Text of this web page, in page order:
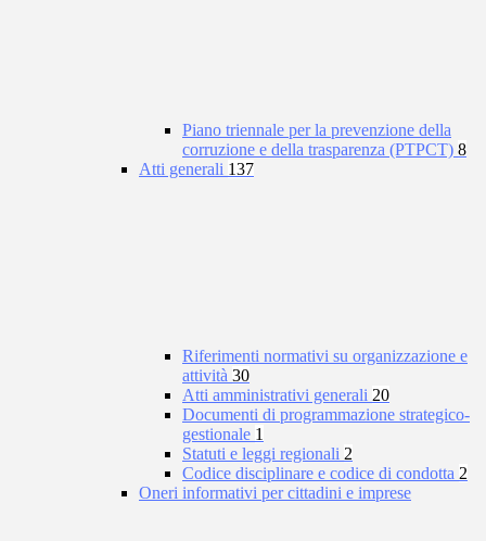
Piano triennale per la prevenzione della
corruzione e della trasparenza (PTPCT) 8
Atti generali 137
Riferimenti normativi su organizzazione e
attività 30
Atti amministrativi generali 20
Documenti di programmazione strategico-
gestionale 1
Statuti e leggi regionali 2
Codice disciplinare e codice di condotta 2
Oneri informativi per cittadini e imprese